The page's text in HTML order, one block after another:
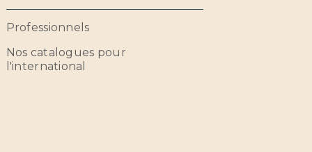
Professionnels
Nos catalogues pour
l'international